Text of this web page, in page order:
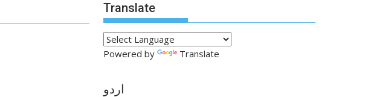
Translate
Powered by Translate
اردو